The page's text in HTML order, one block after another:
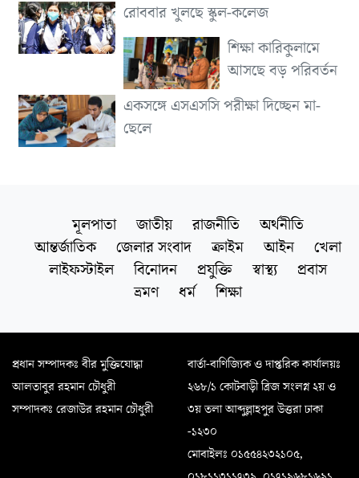
রোববার খুলছে স্কুল-কলেজ
শিক্ষা কারিকুলামে
আসছে বড় পরিবর্তন
একসঙ্গে এসএসসি পরীক্ষা দিচ্ছেন মা-
ছেলে
মূলপাতা জাতীয় রাজনীতি
অর্থনীতি
আন্তর্জাতিক
জেলার সংবাদ ক্রাইম আইন
খেলা
লাইফস্টাইল
বিনোদন প্রযুক্তি স্বাস্থ্য
প্রবাস
ভ্রমণ
ধর্ম শিক্ষা
প্রধান সম্পাদকঃ বীর মুক্তিযোদ্ধা
আলতাবুর রহমান চৌধুরী
সম্পাদকঃ রেজাউর রহমান চৌধুরী
বার্তা-বাণিজ্যিক ও দাপ্তরিক কার্যালয়ঃ
২৬৮/১ কোটবাড়ী ব্রিজ সংলগ্ন ২য় ও
৩য় তলা আব্দুল্লাহপুর উত্তরা ঢাকা
-১২৩০
মোবাইলঃ ০১৫৫৪২৩২১০৫,